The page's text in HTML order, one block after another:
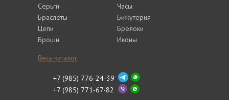
Серьги
Браслеты
Цепи
Броши
Часы
Бижутерия
Брелоки
Иконы
Весь каталог
+7 (985) 776-24-39
+7 (985) 771-67-82